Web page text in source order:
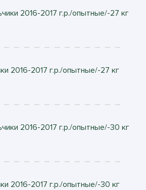
2016-2017 г.р./опытные/-27 кг
2016-2017 г.р./опытные/-27 кг
2016-2017 г.р./опытные/-30 кг
2016-2017 г.р./опытные/-30 кг